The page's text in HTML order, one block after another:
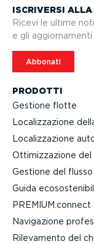
PRODOTTI
Gestione flotte
Localiz­za­zione
Localiz­za­zione
Ottimiz­za­zione del
Gestione del
Guida
PREMIUM.connect
Navigazione
Rilevamento del
ISCRIVERSI
Ricevi le ultime
e gli
Abbonati